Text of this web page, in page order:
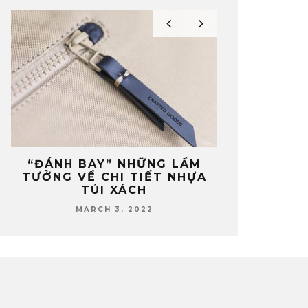
“ĐÁNH BAY” NHỮNG LẦM
TƯỞNG VỀ CHI TIẾT NHỰA
TÚI XÁCH
MARCH 3, 2022